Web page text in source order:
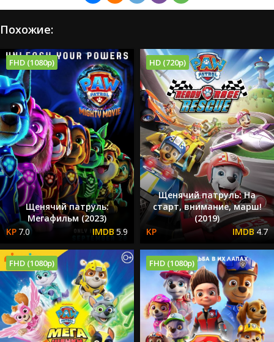
Похожие:
FHD (1080p)
Щенячий патруль:
Мегафильм (2023)
7.0
5.9
HD (720p)
Щенячий патруль: На
старт, внимание, марш!
(2019)
4.7
FHD (1080p) FHD (1080p)